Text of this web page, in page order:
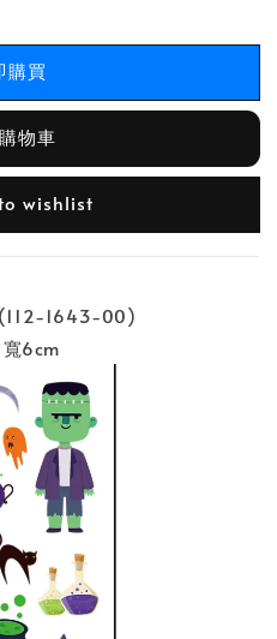
購買
物車
wishlist
1643-00)
6cm